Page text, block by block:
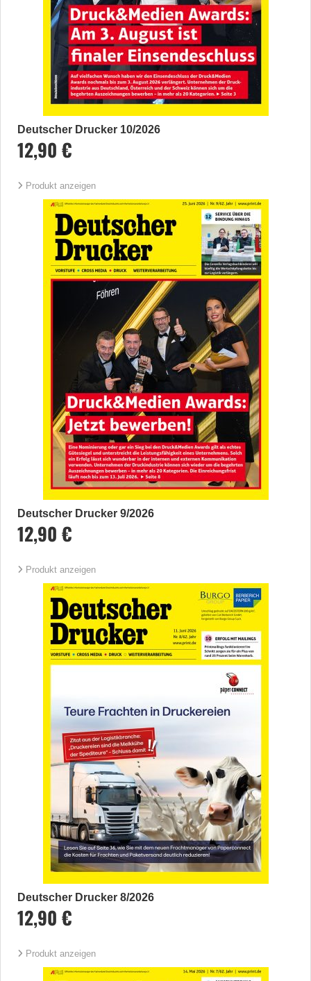
Deutscher Drucker 10/2026
12,90 €
Produkt anzeigen
Deutscher Drucker 9/2026
12,90 €
Produkt anzeigen
Deutscher Drucker 8/2026
12,90 €
Produkt anzeigen